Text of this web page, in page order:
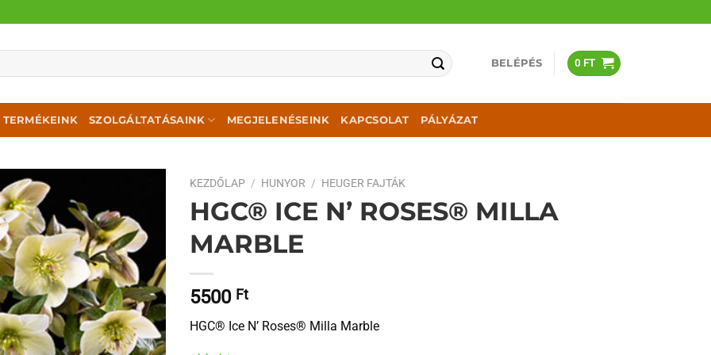
BELÉPÉS 0 FT
TERMÉKEINK SZOLGÁLTATÁSAINK MEGJELENÉSEINK KAPCSOLAT PÁLYÁZAT
KEZDŐLAP / HUNYOR / HEUGER FAJTÁK
HGC® ICE N’ ROSES® MILLA
MARBLE
5500 Ft
HGC® Ice N’ Roses® Milla Marble